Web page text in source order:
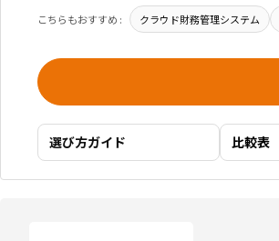
こちらもおすすめ : クラウド財務管理システム
選び方ガイド 比較表